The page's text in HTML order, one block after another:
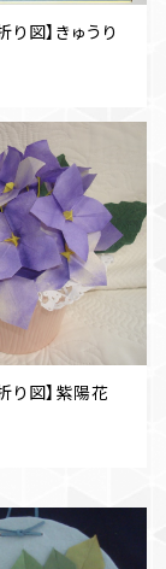
り図】きゅうり
り図】紫陽花